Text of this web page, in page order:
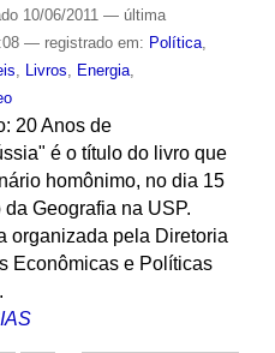
10/06/2011 — última
— registrado em: Política,
, Livros, Energia,
20 Anos de
é o título do livro que
homônimo, no dia 15
Geografia na USP.
organizada pela Diretoria
Econômicas e Políticas